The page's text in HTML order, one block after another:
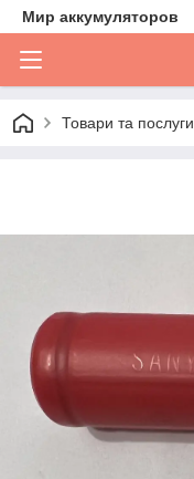
Мир аккумуляторов
Товари та послуги